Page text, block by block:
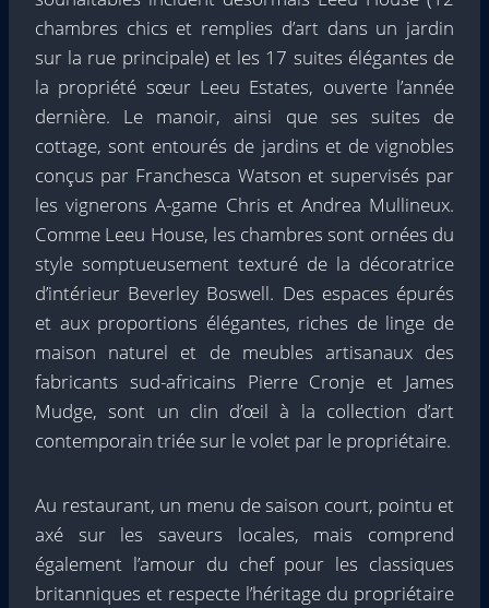
chambres chics et remplies d’art dans un jardin
sur la rue principale) et les 17 suites élégantes de
la propriété sœur Leeu Estates, ouverte l’année
dernière. Le manoir, ainsi que ses suites de
cottage, sont entourés de jardins et de vignobles
conçus par Franchesca Watson et supervisés par
les vignerons A-game Chris et Andrea Mullineux.
Comme Leeu House, les chambres sont ornées du
style somptueusement texturé de la décoratrice
d’intérieur Beverley Boswell. Des espaces épurés
et aux proportions élégantes, riches de linge de
maison naturel et de meubles artisanaux des
fabricants sud-africains Pierre Cronje et James
Mudge, sont un clin d’œil à la collection d’art
contemporain triée sur le volet par le propriétaire.
Au restaurant, un menu de saison court, pointu et
axé sur les saveurs locales, mais comprend
également l’amour du chef pour les classiques
britanniques et respecte l’héritage du propriétaire